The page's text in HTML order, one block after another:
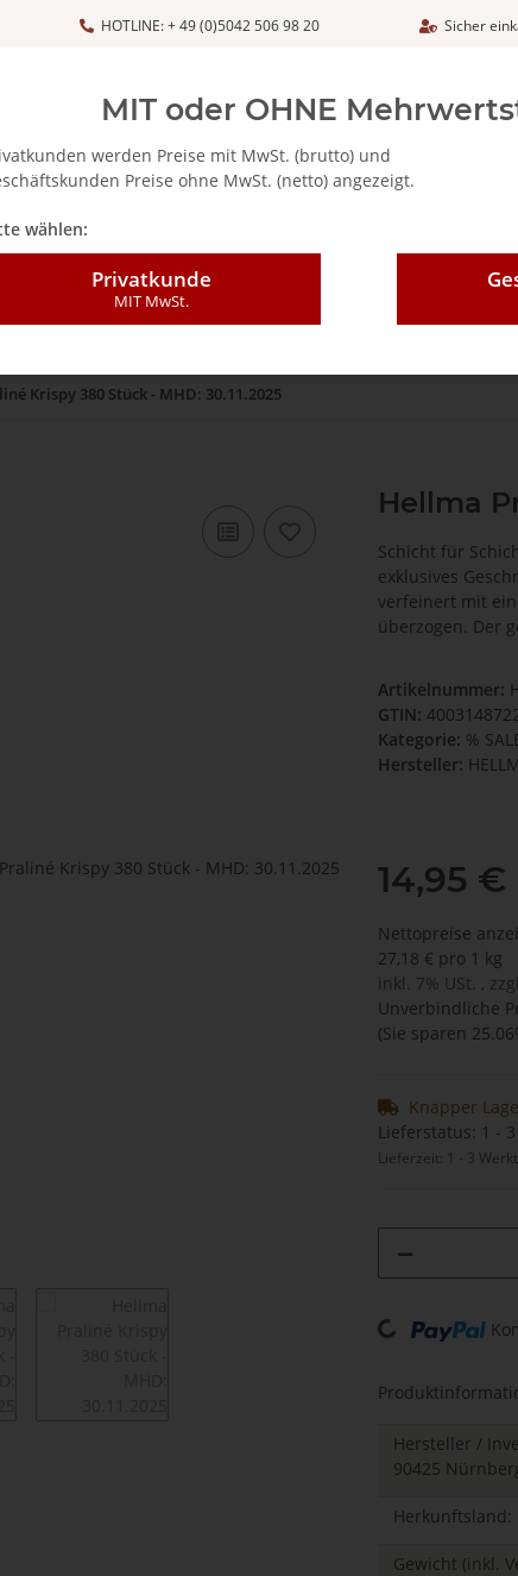
HOTLINE: + 49 (0)5042 506 98 20 Sicher
BELLA ITALIA - FEINKOSTARTIKEL CAFFÈ MAJESTIC / DICAF
Krispy 380 Stück - MHD: 30.11.2025
Hellma
Schicht für
exklusives
verfeinert mit
überzogen. Der
Artikelnummer:
GTIN:
Kategorie: %
Hersteller:
14,95 €
Nettopreise
27,18 € pro 1 kg
inkl. 7% USt. , zzgl.
Unverbindliche
(Sie sparen
Knapper
Lieferstatus: 1 - 3
Lieferzeit: 1 - 3
Loading...
Hersteller /
90425
Herkunftsland:
Gewicht (inkl.
MIT oder OHNE
werden Preise mit MwSt. (brutto) und
Preise ohne MwSt. (netto) angezeigt.
wählen:
Privatkunde
MIT MwSt.